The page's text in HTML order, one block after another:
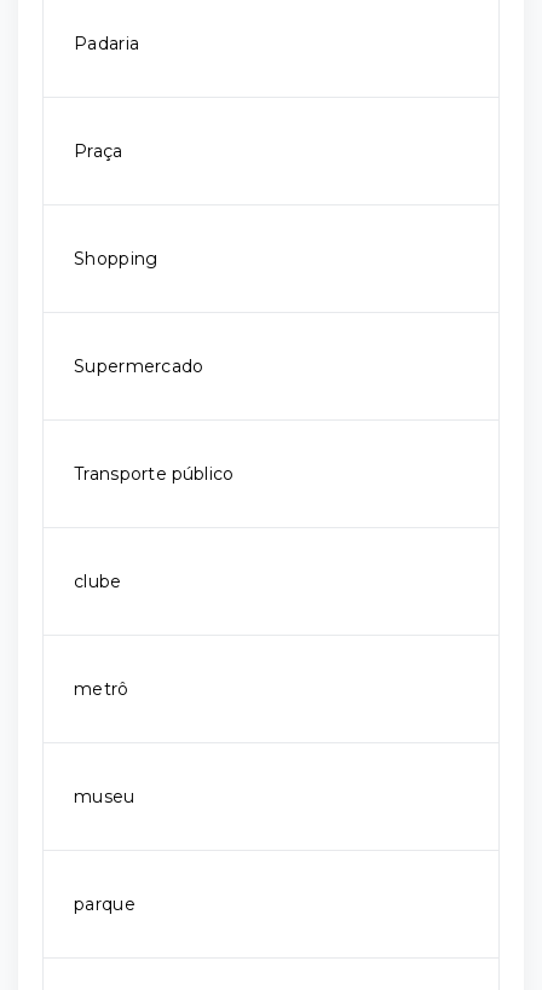
Padaria
Praça
Shopping
Supermercado
Transporte público
clube
metrô
museu
parque